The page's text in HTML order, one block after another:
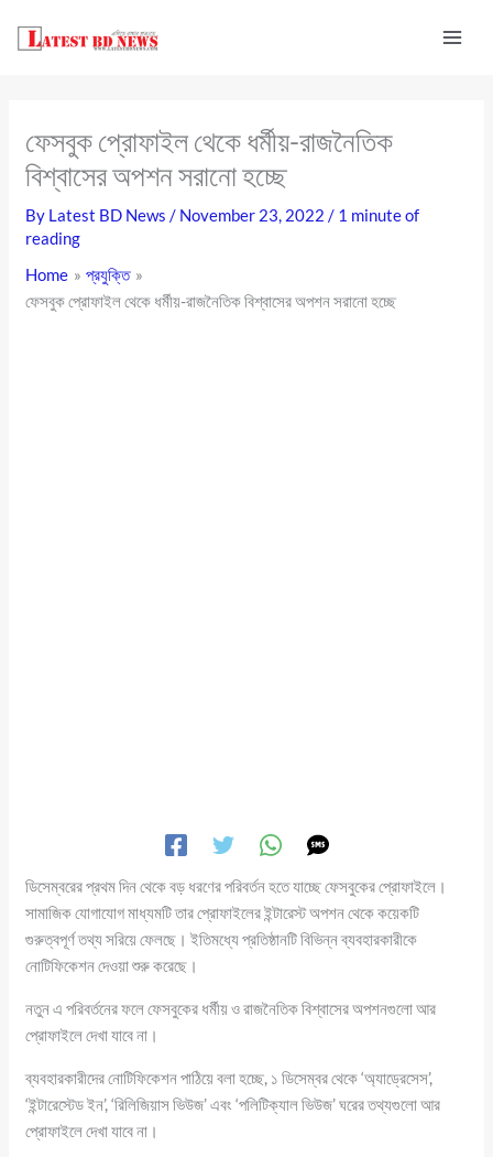
ফেসবুক প্রোফাইল থেকে ধর্মীয়-রাজনৈতিক
বিশ্বাসের অপশন সরানো হচ্ছে
By Latest BD News/ November 23, 2022/ 1 minute of
reading
Home
প্রযুক্তি
ফেসবুক প্রোফাইল থেকে ধর্মীয়-রাজনৈতিক বিশ্বাসের অপশন সরানো হচ্ছে
ডিসেম্বরের প্রথম দিন থেকে বড় ধরণের পরিবর্তন হতে যাচ্ছে ফেসবুকের প্রোফাইলে।
সামাজিক যোগাযোগ মাধ্যমটি তার প্রোফাইলের ইন্টারেস্ট অপশন থেকে কয়েকটি
গুরুত্বপূর্ণ তথ্য সরিয়ে ফেলছে। ইতিমধ্যে প্রতিষ্ঠানটি বিভিন্ন ব্যবহারকারীকে
নোটিফিকেশন দেওয়া শুরু করেছে।
নতুন এ পরিবর্তনের ফলে ফেসবুকের ধর্মীয় ও রাজনৈতিক বিশ্বাসের অপশনগুলো আর
প্রোফাইলে দেখা যাবে না।
ব্যবহারকারীদের নোটিফিকেশন পাঠিয়ে বলা হচ্ছে, ১ ডিসেম্বর থেকে ‘অ্যাড্রেসেস’,
‘ইন্টারেস্টেড ইন’, ‘রিলিজিয়াস ভিউজ’ এবং ‘পলিটিক্যাল ভিউজ’ ঘরের তথ্যগুলো আর
প্রোফাইলে দেখা যাবে না।